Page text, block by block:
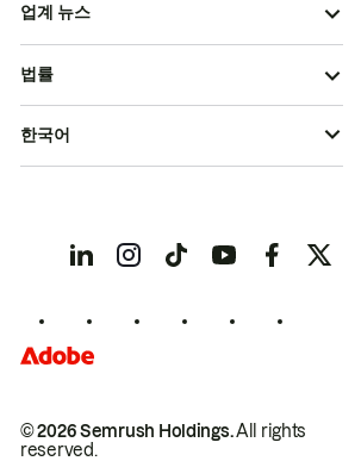
업계 뉴스
© 2026 Semrush Holdings.All rights
reserved.
법률
한국어